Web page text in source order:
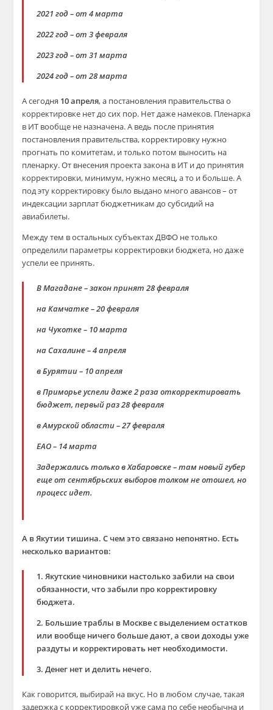
2021 год – от 4 марта
2022 год – от 3 февраля
2023 год – от 31 марта
2024 год – от 28 марта
А сегодня 10 апреля, а постановления правительства о
корректировке нет до сих пор. Нет даже намеков. Пленарка
в ИТ вообще не назначена. А ведь после принятия
постановления правительства, корректировку нужно
прогнать по комитетам, и только потом выносить на
пленарку. От внесения проекта закона в ИТ и до принятия
корректировки, минимум, нужно месяц, а то и больше. А
под эту корректировку было выдано много авансов – от
индексации зарплат бюджетникам до субсидий на
авиабилеты.
Между тем в остальных субъектах ДВФО не только
определили параметры корректировки бюджета, но даже
успели ее принять.
В Магадане – закон принят 28 февраля
на Камчатке – 20 февраля
на Чукотке – 10 марта
на Сахалине – 4 апреля
в Бурятии – 10 апреля
в Приморье успели даже 2 раза откорректировать
бюджет, первый раз 28 февраля
в Амурской области – 27 февраля
ЕАО – 14 марта
Задержались только в Хабаровске – там новый губер
еще от сентябрьских выборов толком не отошел, но
процесс идет.
А в Якутии тишина. С чем это связано непонятно. Есть
несколько вариантов:
1. Якутские чиновники настолько забили на свои
обязанности, что забыли про корректировку
бюджета.
2. Большие траблы в Москве с выделением остатков
или вообще ничего больше дают, а свои доходы уже
раздуты и корректировать нет необходимости.
3. Денег нет и делить нечего.
Как говорится, выбирай на вкус. Но в любом случае, такая
задержка с корректировкой уже сама по себе необычна и